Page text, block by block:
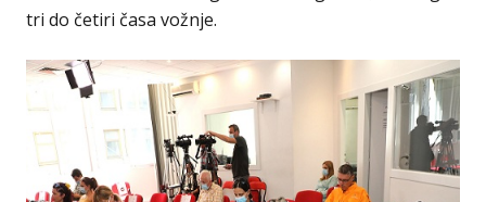
tri do četiri časa vožnje.